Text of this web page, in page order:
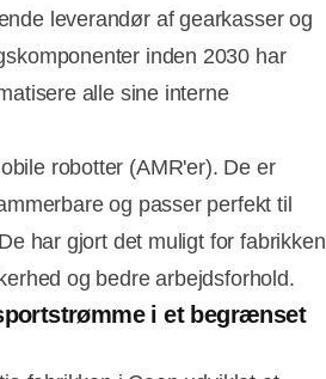
leverandør af gearkasser og
inden 2030 har
alle sine interne
robotter (AMR'er). De er
og passer perfekt til
har gjort det muligt for fabrikken
og bedre arbejdsforhold.
i et begrænset